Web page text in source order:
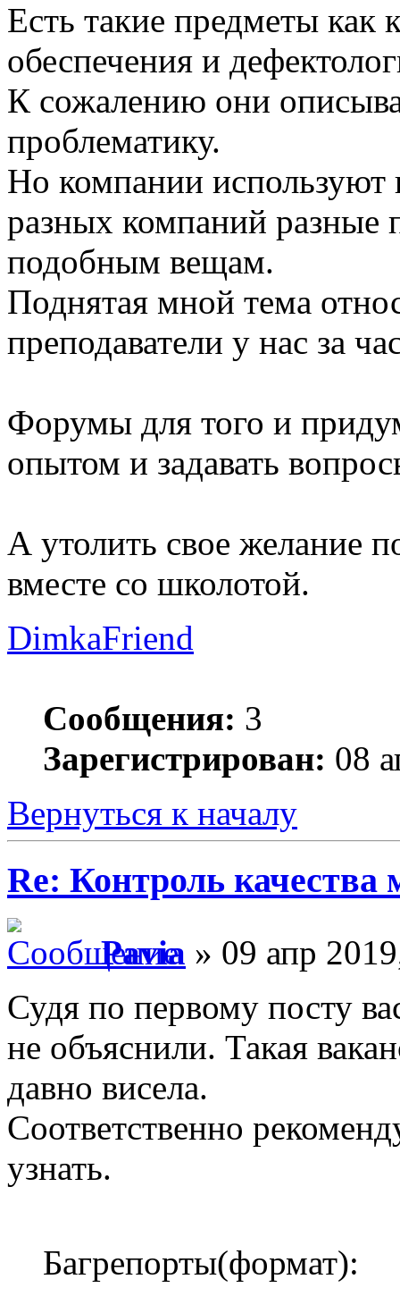
Есть такие предметы как
обеспечения и
К сожалению они
проблематику.
Но компании используют
разных компаний разные
подобным вещам.
Поднятая мной тема
преподаватели у нас за
Форумы для того и
опытом и задавать
А утолить свое желание
вместе со школотой.
DimkaFriend
Сообщения: 3
Зарегистрирован: 08
Вернуться к началу
Re: Контроль качества
Pavia » 09 апр
Судя по первому посту
не объяснили. Такая
давно висела.
Соответственно
узнать.
Багрепорты(формат):